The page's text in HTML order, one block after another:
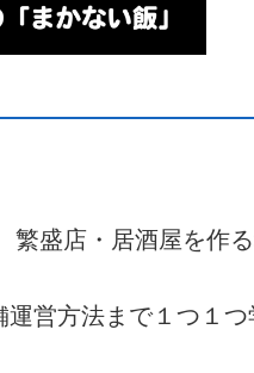
繁盛店・居酒屋を作
営方法まで１つ１つ